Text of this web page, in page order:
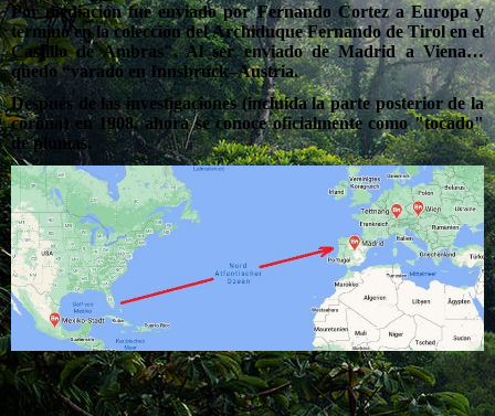
Por mediación fue enviado por Fernando Cortez a Europa y
terminó en la colección del Archiduque Fernando de Tirol en el
Castillo de Ambras". Al ser enviado de Madrid a Viena…
quedo “varado en Innsbruck–Austria.
Después de las investigaciones (incluida la parte posterior de la
corona) en 1908, ahora se conoce oficialmente como "tocado"
de plumas.